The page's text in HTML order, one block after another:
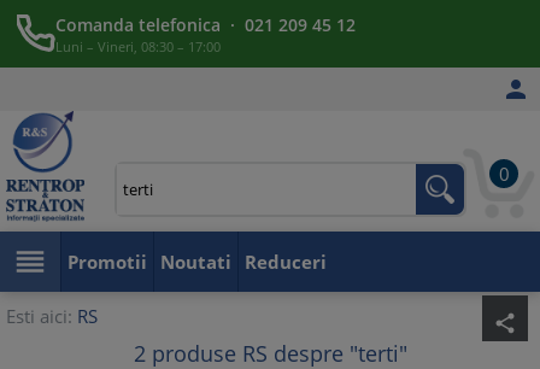
Comanda telefonica · 021 209 45 12
Luni – Vineri, 08:30 – 17:00

0
 Promotii Noutati Reduceri
Esti aici: RS share
2 produse RS despre "terti"